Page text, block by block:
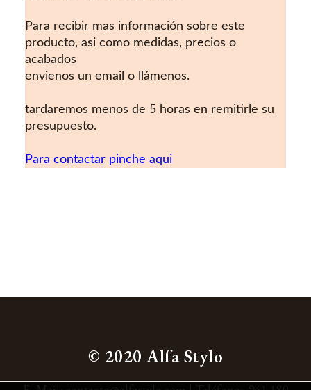
Para recibir mas información sobre este
producto, asi como medidas, precios o
acabados
envienos un email o llámenos.
tardaremos menos de 5 horas en remitirle su
presupuesto.
Para contactar pinche aqui
© 2020 Alfa Stylo